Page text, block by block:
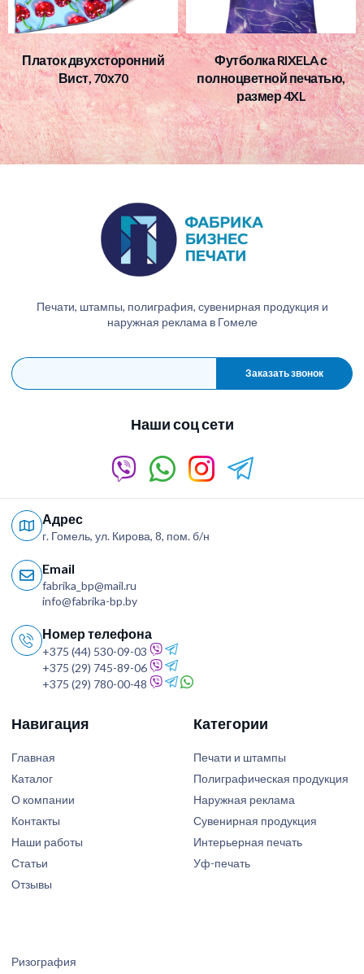
Платок двухсторонний
Вист, 70х70
Футболка RIXELA с
полноцветной печатью,
размер 4XL
Печати, штампы, полиграфия, сувенирная продукция и
наружная реклама в Гомеле
Заказать звонок
Наши соц сети
Адрес
г. Гомель, ул. Кирова, 8, пом. б/н
Email
fabrika_bp@mail.ru
info@fabrika-bp.by
Номер телефона
+375 (44) 530-09-03
+375 (29) 745-89-06
+375 (29) 780-00-48
Навигация
Главная
Каталог
О компании
Контакты
Наши работы
Статьи
Отзывы
Категории
Печати и штампы
Полиграфическая продукция
Наружная реклама
Сувенирная продукция
Интерьерная печать
Уф-печать
Ризография